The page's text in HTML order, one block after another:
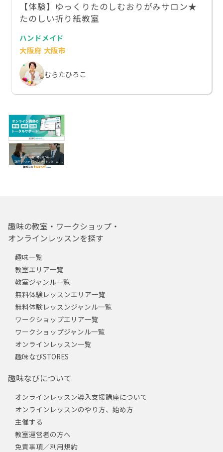
【体験】ゆっくりたのしむおりがみサロン★
たのしい折り紙教室
ハンドメイド
大阪府 大阪市
むらたひろこ
趣味の教室・ワークショップ・
オンラインレッスンを探す
趣味一覧
教室エリア一覧
教室ジャンル一覧
無料体験レッスンエリア一覧
無料体験レッスンジャンル一覧
ワークショップエリア一覧
ワークショップジャンル一覧
オンラインレッスン一覧
趣味なびSTORES
趣味なびについて
オンラインレッスン導入支援講座について
オンラインレッスンのやり方、始め方
主催する
教室運営者の方へ
免責事項／利用規約